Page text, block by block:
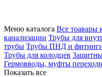
Меню каталога Все тоавары
канализации Трубы для
трубы Трубы ПНД и
Трубы для колодцев
Гермовводы, муфты
Показать все